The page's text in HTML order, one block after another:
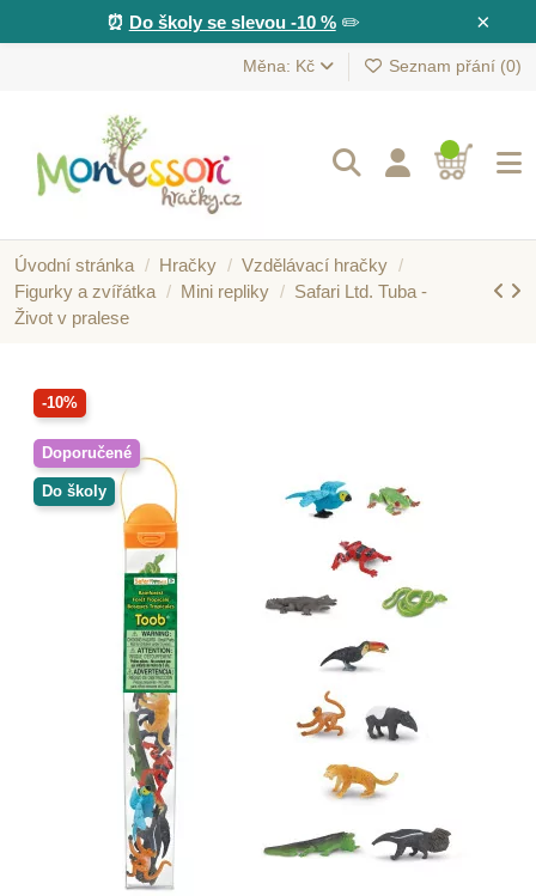
×
⏰ Do školy se slevou -10 %✏️
Měna: Kč Seznam přání (0)
Úvodní stránka Hračky
Vzdělávací hračky
Figurky a zvířátka
Mini repliky
Safari Ltd. Tuba -
Život v pralese
-10%
Doporučené
Do školy